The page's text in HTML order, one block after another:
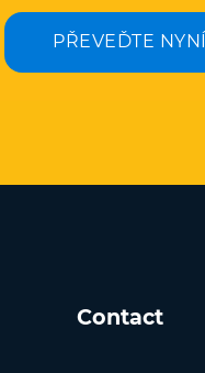
PŘEVEĎTE NYNÍ
Contact